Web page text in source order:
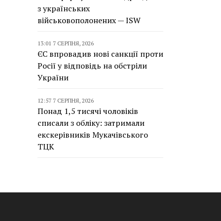
з українських
військовополонених — ISW
13:01 7 СЕРПНЯ, 2026
ЄС впровадив нові санкції проти
Росії у відповідь на обстріли
України
12:57 7 СЕРПНЯ, 2026
Понад 1,5 тисячі чоловіків
списали з обліку: затримали
екскерівників Мукачівського
ТЦК